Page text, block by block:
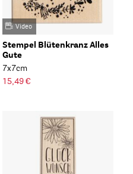
Video
Stempel Blütenkranz Alles
Gute
7x7cm
15,49 €